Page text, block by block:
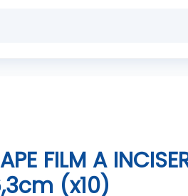
FILM A
(x10)